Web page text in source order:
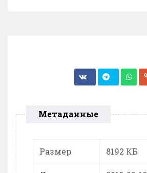
Метаданные
Размер 8192 КБ